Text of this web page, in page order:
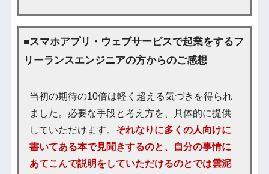
■スマホアプリ・ウェブサービスで起業をするフ
リーランスエンジニアの方からのご感想
当初の期待の10倍は軽く超える気づきを得られ
ました。必要な手段と考え方を、具体的に提供
していただけます。 それなりに多くの人向けに
書いてある本で見聞きするのと、自分の事情に
あてこんで説明をしていただけるのとでは雲泥